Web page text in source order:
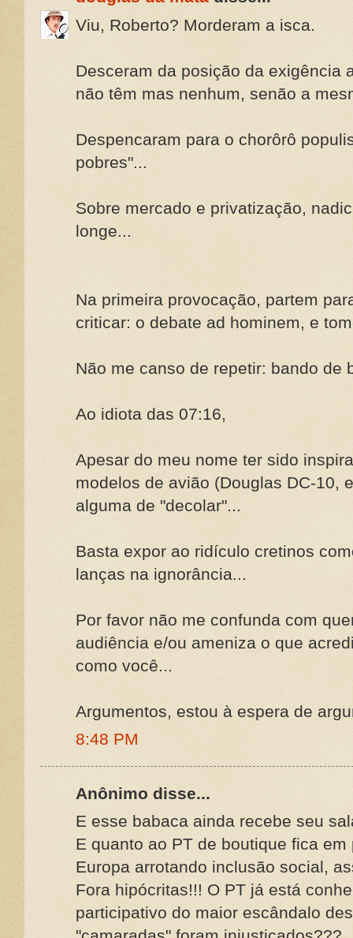
Viu, Roberto? Morderam a isca.
Desceram da posição da exigência
não têm mas nenhum, senão a
Despencaram para o chorôrô
pobres"...
Sobre mercado e privatização,
longe...
Na primeira provocação, partem
criticar: o debate ad hominem, e
Não me canso de repetir: bando de
Ao idiota das 07:16,
Apesar do meu nome ter sido
modelos de avião (Douglas DC-10,
alguma de "decolar"...
Basta expor ao ridículo cretinos
lanças na ignorância...
Por favor não me confunda com
audiência e/ou ameniza o que
como você...
Argumentos, estou à espera de
8:48 PM
Anônimo disse...
E esse babaca ainda recebe seu
E quanto ao PT de boutique fica
Europa arrotando inclusão social,
Fora hipócritas!!! O PT já está
participativo do maior escândalo